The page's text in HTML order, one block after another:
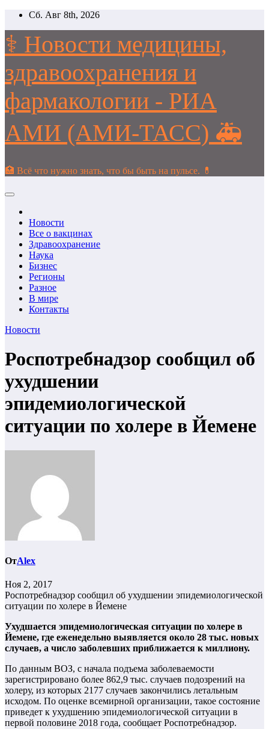
Перейти
содержимому
Сб. Авг 8th, 2026
⚕️ Новости медицины,
здравоохранения и
фармакологии - РИА
АМИ (АМИ-ТАСС) 🚑
🏥 Всё что нужно знать, что бы быть на пульсе. 💊
Новости
Все о вакцинах
Здравоохранение
Наука
Бизнес
Регионы
Разное
В мире
Контакты
Новости
Роспотребнадзор сообщил об
ухудшении
эпидемиологической
ситуации по холере в Йемене
ОтAlex
Ноя 2, 2017
Роспотребнадзор сообщил об ухудшении эпидемиологической
ситуации по холере в Йемене
Ухудшается эпидемиологическая ситуации по холере в
Йемене, где еженедельно выявляется около 28 тыс. новых
случаев, а число заболевших приближается к миллиону.
По данным ВОЗ, с начала подъема заболеваемости
зарегистрировано более 862,9 тыс. случаев подозрений на
холеру, из которых 2177 случаев закончились летальным
исходом. По оценке всемирной организации, такое состояние
приведет к ухудшению эпидемиологической ситуации в
первой половине 2018 года, сообщает Роспотребнадзор.